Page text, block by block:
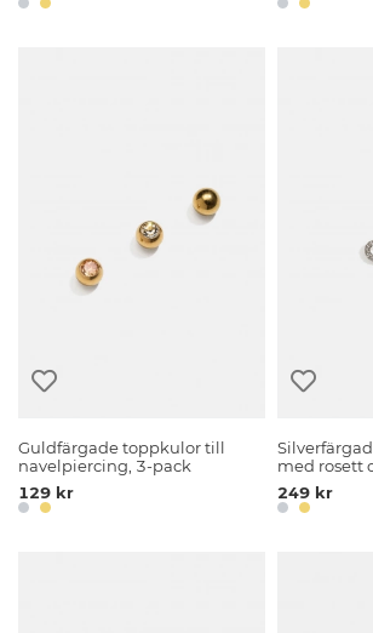
Guldfärgade toppkulor till
navelpiercing, 3-pack
129 kr
med rosett
249 kr